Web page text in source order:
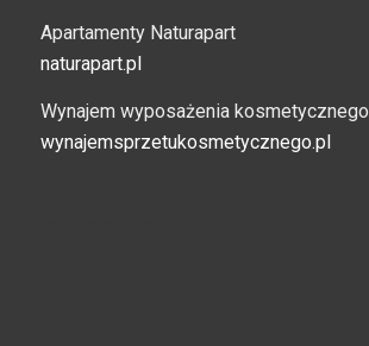
Apartamenty Naturapart
naturapart.pl
Wynajem wyposażenia kosmetycznego
wynajemsprzetukosmetycznego.pl